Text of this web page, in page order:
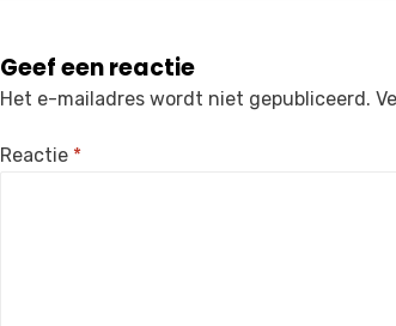
Geef een reactie
Het e-mailadres wordt niet gepubliceerd.
Reactie *